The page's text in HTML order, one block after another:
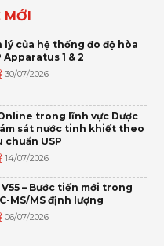
MỚI
lý của hệ thống đo độ hòa
Apparatus 1 & 2
30/07/2026
trong lĩnh vực Dược
sát nước tinh khiết theo
chuẩn USP
14/07/2026
– Bước tiến mới trong
MS/MS định lượng
06/07/2026